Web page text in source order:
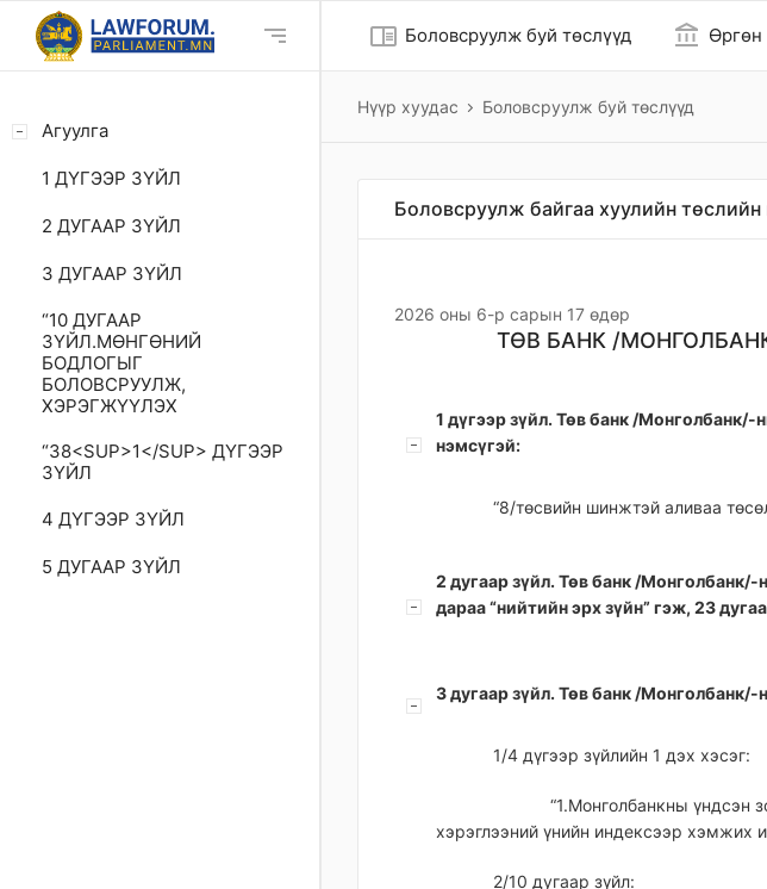
chrome_reader_mode Боловсруулж буй төслүүд account_balance Өргөн
Агуулга
1 ДҮГЭЭР ЗҮЙЛ
2 ДУГААР ЗҮЙЛ
3 ДУГААР ЗҮЙЛ
“10 ДУГААР
ЗҮЙЛ.МӨНГӨНИЙ
БОДЛОГЫГ
БОЛОВСРУУЛЖ,
ХЭРЭГЖҮҮЛЭХ
“38<SUP>1</SUP> ДҮГЭЭР
ЗҮЙЛ
4 ДҮГЭЭР ЗҮЙЛ
5 ДУГААР ЗҮЙЛ
Нүүр хуудас Боловсруулж буй төслүүд
Боловсруулж байгаа хуулийн
2026 оны 6-р сарын 17 өдөр
ТӨВ БАНК /
1 дүгээр зүйл. Төв банк /Монголбанк/-
нэмсүгэй:
“8/төсвийн шинжтэй аливаа
2 дугаар зүйл. Төв банк /Монголбанк/-
дараа “нийтийн эрх зүйн” гэж, 23
3 дугаар зүйл. Төв банк /Монголбанк/-
1/4 дүгээр зүйлийн 1 дэх хэсэг:
“1.Монголбанкны үндсэн
хэрэглээний үнийн индексээр хэмжих
2/10 дугаар зүйл: